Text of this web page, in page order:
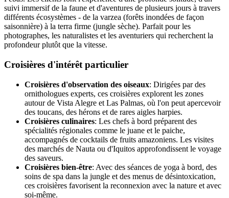
suivi immersif de la faune et d'aventures de plusieurs jours à travers
différents écosystèmes - de la varzea (forêts inondées de façon
saisonnière) à la terra firme (jungle sèche). Parfait pour les
photographes, les naturalistes et les aventuriers qui recherchent la
profondeur plutôt que la vitesse.
Croisières d'intérêt particulier
Croisières d'observation des oiseaux: Dirigées par des
ornithologues experts, ces croisières explorent les zones
autour de Vista Alegre et Las Palmas, où l'on peut apercevoir
des toucans, des hérons et de rares aigles harpies.
Croisières culinaires: Les chefs à bord préparent des
spécialités régionales comme le juane et le paiche,
accompagnés de cocktails de fruits amazoniens. Les visites
des marchés de Nauta ou d'Iquitos approfondissent le voyage
des saveurs.
Croisières bien-être: Avec des séances de yoga à bord, des
soins de spa dans la jungle et des menus de désintoxication,
ces croisières favorisent la reconnexion avec la nature et avec
soi-même.